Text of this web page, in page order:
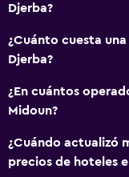
Djerba?
¿Cuánto cuesta
Djerba?
¿En cuántos
Midoun?
¿Cuándo actualizó
precios de hoteles